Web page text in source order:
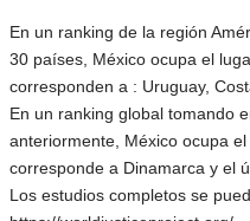
En un ranking de la región
30 países, México ocupa el
corresponden a : Uruguay,
En un ranking global tomando
anteriormente, México ocupa
corresponde a Dinamarca y el
Los estudios completos se